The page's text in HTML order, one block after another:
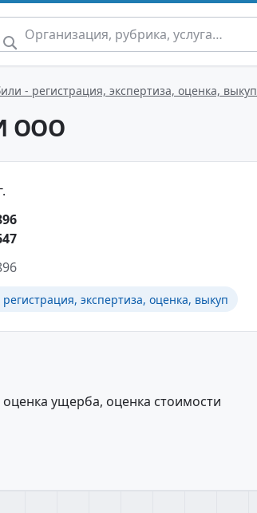
- регистрация, экспертиза, оценка, выкуп
ООО
экспертиза, оценка, выкуп
ущерба, оценка стоимости